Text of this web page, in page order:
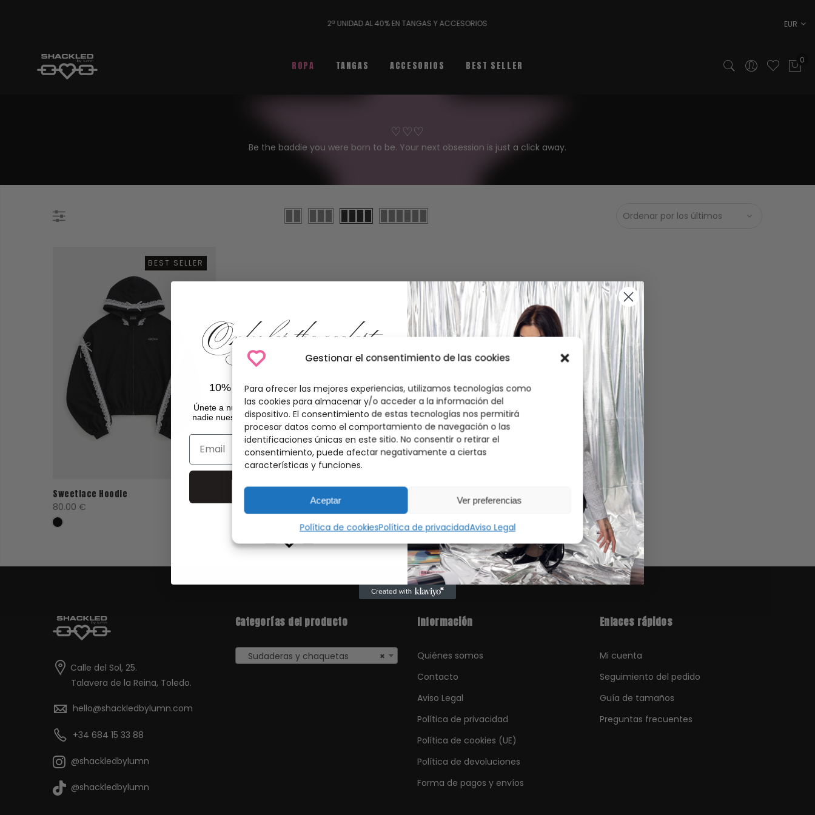
Gestionar el consentimiento de las cookies
Para ofrecer las mejores experiencias, utilizamos tecnologías como
las cookies para almacenar y/o acceder a la información del
dispositivo. El consentimiento de estas tecnologías nos permitirá
procesar datos como el comportamiento de navegación o las
identificaciones únicas en este sitio. No consentir o retirar el
consentimiento, puede afectar negativamente a ciertas
características y funciones.
Aceptar Ver preferencias
Política de cookiesPolítica de privacidadAviso Legal
2ª UNIDAD AL 40% EN TANGAS Y ACCESORIOS EUR
ROPA TANGAS ACCESORIOS BEST SELLER 0
♡♡♡
Be the baddie you were born to be. Your next obsession is just a click away.
BEST SELLER
Sweetlace Hoodie
80.00 €
Calle del Sol, 25.
Talavera de la Reina, Toledo.
hello@shackledbylumn.com
+34 684 15 33 88
@shackledbylumn
@shackledbylumn
Categorías del producto
×
Sudaderas y chaquetas
Información
Quiénes somos
Contacto
Aviso Legal
Política de privacidad
Política de cookies (UE)
Política de devoluciones
Forma de pagos y envíos
Enlaces rápidos
Mi cuenta
Seguimiento del pedido
Guía de tamaños
Preguntas frecuentes
Only for the coolest
10% de DTO en tu primer pedido
Únete a nuestra comunidady descubre antes que
nadie nuestros próximos drops, noticias y restocks
Email
Suscríbete